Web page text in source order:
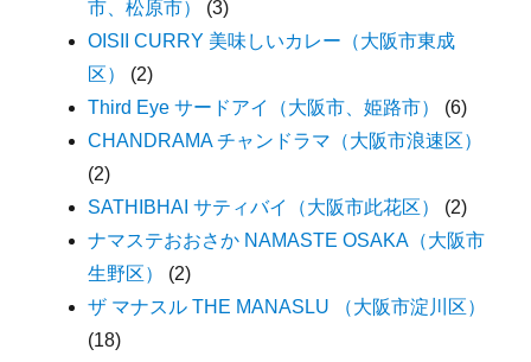
市、松原市）
(3)
OISII CURRY 美味しいカレー（大阪市東成
区）
(2)
Third Eye サードアイ（大阪市、姫路市）
(6)
CHANDRAMA チャンドラマ（大阪市浪速区）
(2)
SATHIBHAI サティバイ（大阪市此花区）
(2)
ナマステおおさか NAMASTE OSAKA（大阪市
生野区）
(2)
ザ マナスル THE MANASLU （大阪市淀川区）
(18)